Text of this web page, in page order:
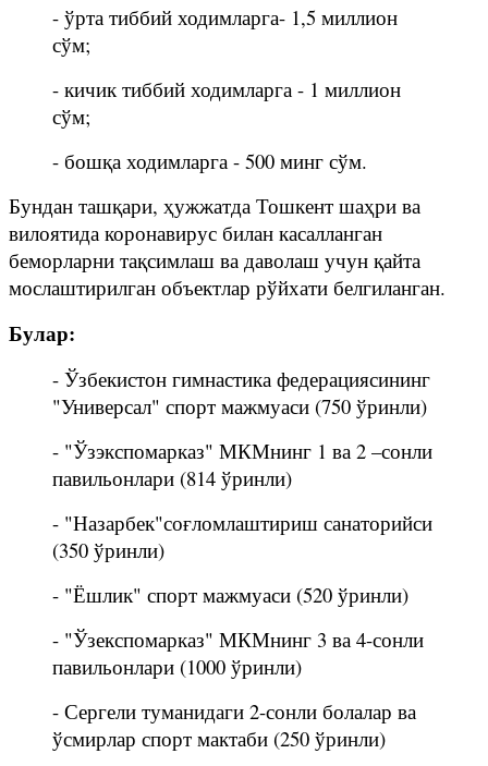
- ўрта тиббий ходимларга- 1,5 миллион
сўм;
- кичик тиббий ходимларга - 1 миллион
сўм;
- бошқа ходимларга - 500 минг сўм.
Бундан ташқари, ҳужжатда Тошкент шаҳри ва
вилоятида коронавирус билан касалланган
беморларни тақсимлаш ва даволаш учун қайта
мослаштирилган объектлар рўйхати белгиланган.
Булар:
- Ўзбекистон гимнастика федерациясининг
"Универсал" спорт мажмуаси (750 ўринли)
- "Ўзэкспомарказ" МКМнинг 1 ва 2 –сонли
павильонлари (814 ўринли)
- "Назарбек"соғломлаштириш санаторийси
(350 ўринли)
- "Ёшлик" спорт мажмуаси (520 ўринли)
- "Ўзекспомарказ" МКМнинг 3 ва 4-сонли
павильонлари (1000 ўринли)
- Сергели туманидаги 2-сонли болалар ва
ўсмирлар спорт мактаби (250 ўринли)